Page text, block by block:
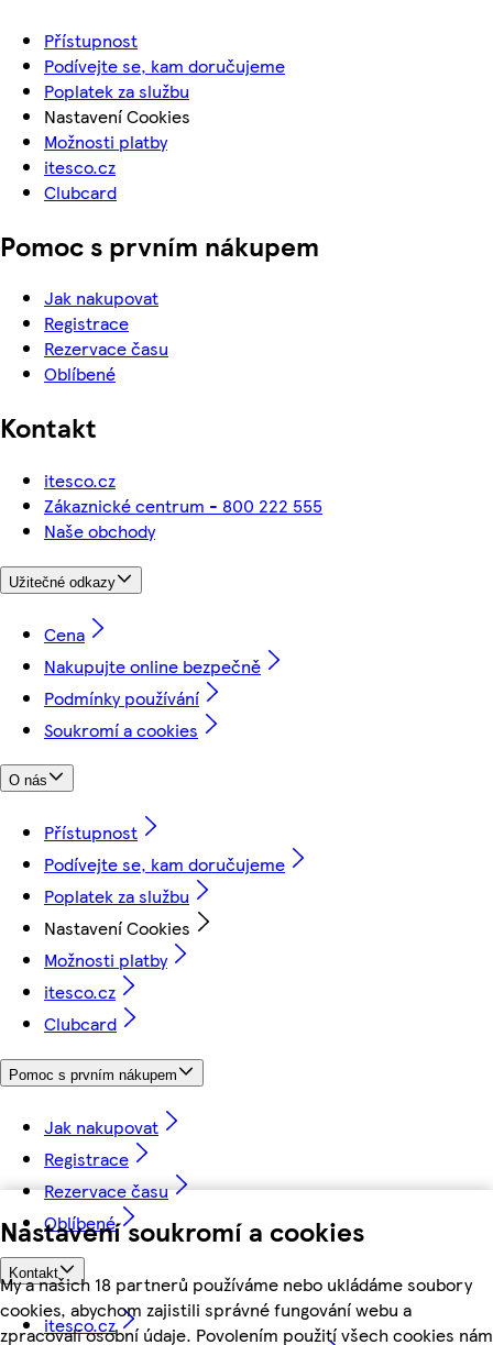
Nastavení soukromí a cookies
My a našich 18 partnerů používáme nebo ukládáme soubory
cookies, abychom zajistili správné fungování webu a
zpracovali osobní údaje. Povolením použití všech cookies nám
Přístupnost
Podívejte se, kam doručujeme
Poplatek za službu
Nastavení Cookies
Možnosti platby
itesco.cz
Clubcard
Pomoc s prvním nákupem
Jak nakupovat
Registrace
Rezervace času
Oblíbené
Kontakt
itesco.cz
Zákaznické centrum - 800 222 555
Naše obchody
Užitečné odkazy
Cena
Nakupujte online bezpečně
Podmínky používání
Soukromí a cookies
O nás
Přístupnost
Podívejte se, kam doručujeme
Poplatek za službu
Nastavení Cookies
Možnosti platby
itesco.cz
Clubcard
Pomoc s prvním nákupem
Jak nakupovat
Registrace
Rezervace času
Oblíbené
Kontakt
itesco.cz